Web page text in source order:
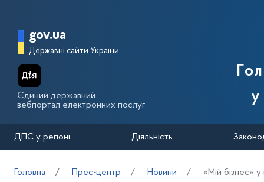
Головна сторінка Державної
gov.ua
Державні сайти України
Єдиний державний
вебпортал електронних послуг
у
ДПС у регіоні Діяльність
Головна Прес-центр Новини «Мій бізнес»